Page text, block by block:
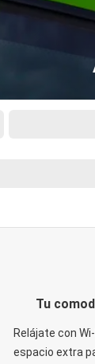
Tu
Relájate con
espacio extra